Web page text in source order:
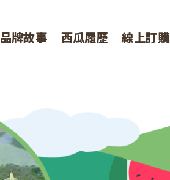
品牌故事 西瓜履歷 線上訂購